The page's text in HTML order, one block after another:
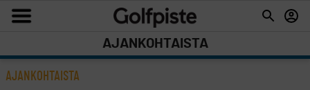
AJANKOHTAISTA
AJANKOHTAISTA